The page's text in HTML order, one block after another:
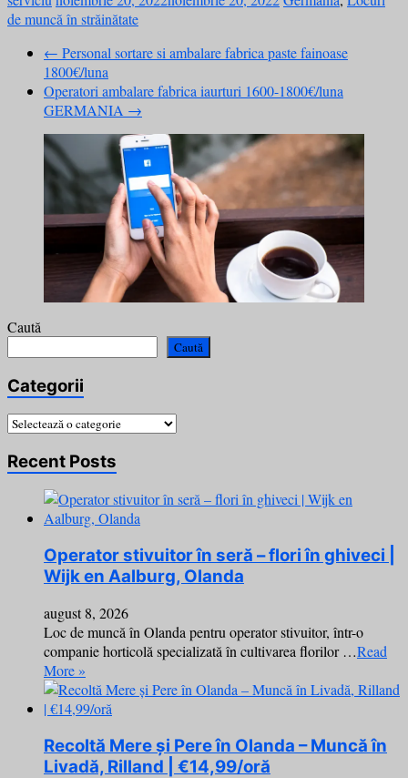
de muncă în străinătate
← Personal sortare si ambalare fabrica paste fainoase
1800€/luna
Operatori ambalare fabrica iaurturi 1600-1800€/luna
GERMANIA →
Caută
Caută
Categorii
Categorii
Recent Posts
Operator stivuitor în seră – flori în ghiveci |
Wijk en Aalburg, Olanda
august 8, 2026
Loc de muncă în Olanda pentru operator stivuitor, într-o
companie horticolă specializată în cultivarea florilor …Read
More »
Recoltă Mere și Pere în Olanda – Muncă în
Livadă, Rilland | €14,99/oră